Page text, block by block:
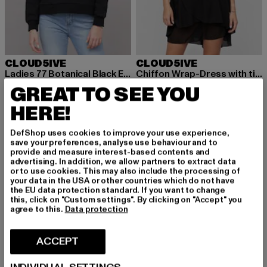
CLOUD5IVE
Ladies 77 Botanical Black Everyday Hoodie
378,84 kr
Nuvarande pris: 378,84 kr
462 krKampanjpris: 462 kr
CLOUD5IVE
Chiffon Wrap-Dress with tie belt
323,40 kr
Nuvarande pris: 323,40 kr
462 krKampanjpris: 462 kr
NY -16% -27%
GREAT TO SEE YOU
HERE!
DefShop uses cookies to improve your use experience,
save your preferences, analyse use behaviour and to
provide and measure interest-based contents and
advertising. In addition, we allow partners to extract data
or to use cookies. This may also include the processing of
your data in the USA or other countries which do not have
the EU data protection standard. If you want to change
this, click on "Custom settings". By clicking on "Accept" you
agree to this. Data protection
ACCEPT